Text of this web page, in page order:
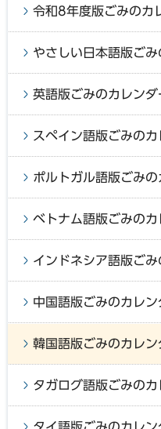
令和8年度版ごみのカ
やさしい日本語版ご
英語版ごみのカレンダ
スペイン語版ごみのカ
ポルトガル語版ごみの
ベトナム語版ごみのカ
インドネシア語版ご
中国語版ごみのカレン
韓国語版ごみのカレン
タガログ語版ごみのカ
タイ語版ごみのカレン